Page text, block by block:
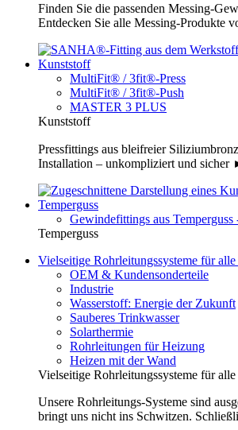
Finden Sie die passenden Messing-
Entdecken Sie alle Messing-Produkte
Kunststoff
MultiFit® / 3fit®-Press
MultiFit® / 3fit®-Push
MASTER 3 PLUS
Kunststoff
Pressfittings aus bleifreier
Installation – unkompliziert und sicher
Temperguss
Gewindefittings aus Temperguss
Temperguss
Vielseitige Rohrleitungssysteme für
OEM & Kundensonderteile
Industrie
Wasserstoff: Energie der Zukunft
Sauberes Trinkwasser
Solarthermie
Rohrleitungen für Heizung
Heizen mit der Wand
Vielseitige Rohrleitungssysteme für
Unsere Rohrleitungs-Systeme sind
bringt uns nicht ins Schwitzen.